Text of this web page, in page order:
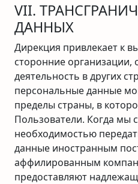
VII.
ДАННЫХ
Дирекция привлекает к
сторонние
деятельность в других
персональные данные
пределы страны, в
Пользователи. Когда мы
необходимостью
данные иностранным
аффилированным
предоставляют